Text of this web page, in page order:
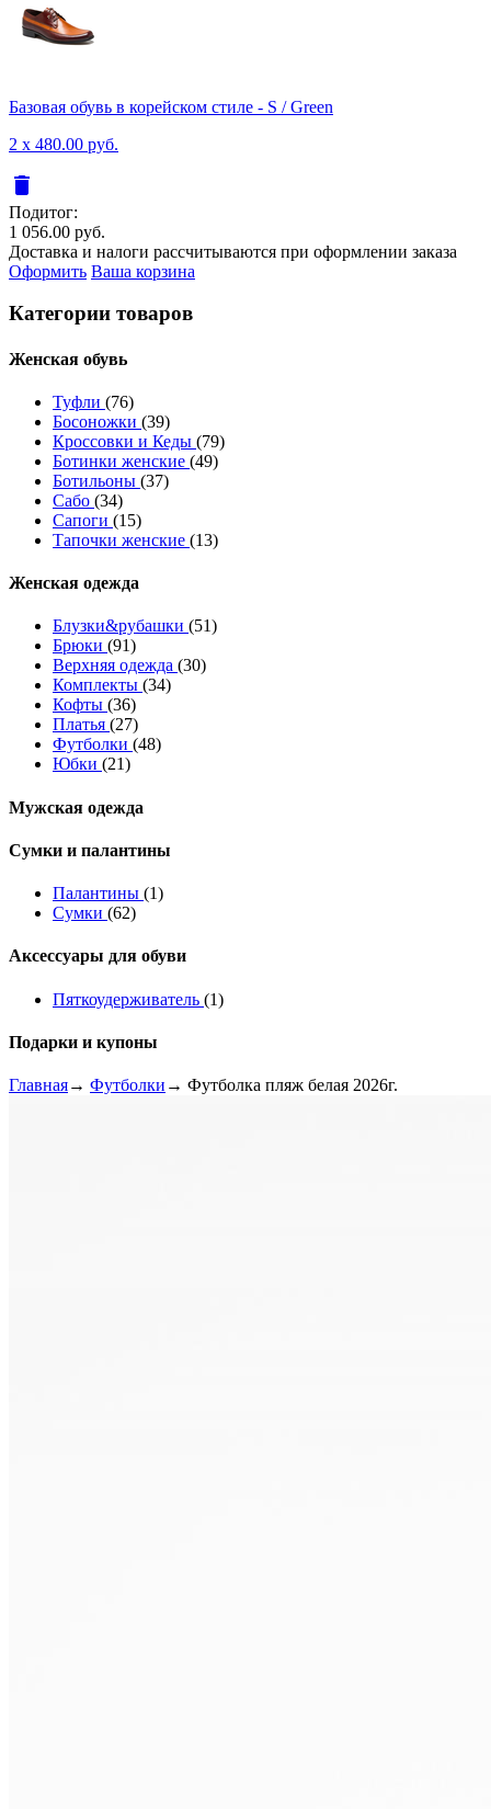
Базовая обувь в корейском стиле - S / Green
2 x 480.00 руб.
delete
Подитог:
1 056.00 руб.
Доставка и налоги рассчитываются при оформлении заказа
Оформить Ваша корзина
Категории товаров
Женcкая обувь
Туфли (76)
Босоножки (39)
Кроссовки и Кеды (79)
Ботинки женские (49)
Ботильоны (37)
Сабо (34)
Сапоги (15)
Тапочки женские (13)
Женская одежда
Блузки&рубашки (51)
Брюки (91)
Верхняя одежда (30)
Комплекты (34)
Кофты (36)
Платья (27)
Футболки (48)
Юбки (21)
Мужская одежда
Сумки и палантины
Палантины (1)
Сумки (62)
Аксессуары для обуви
Пяткоудерживатель (1)
Подарки и купоны
Главная→ Футболки → Футболка пляж белая 2026г.